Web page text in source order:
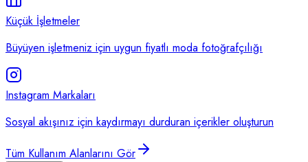
Küçük İşletmeler
Büyüyen işletmeniz için uygun fiyatlı moda fotoğrafçılığı
Instagram Markaları
Sosyal akışınız için kaydırmayı durduran içerikler oluşturun
Tüm Kullanım Alanlarını Gör